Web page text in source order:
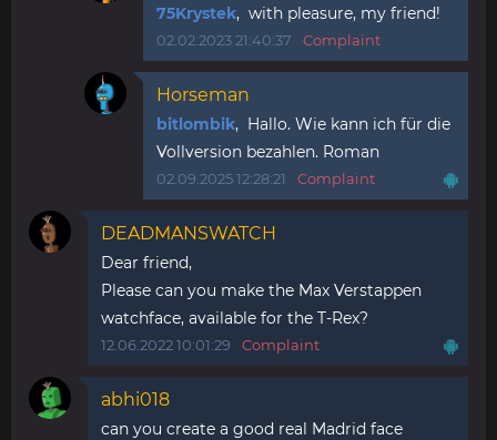
75Krystek, with pleasure, my friend!
02.02.2023 21:40:37 Complaint
Horseman
bitlombik, Hallo. Wie kann ich für die
Vollversion bezahlen. Roman
02.09.2025 12:28:21 Complaint
DEADMANSWATCH
Dear friend,
Please can you make the Max Verstappen
watchface, available for the T-Rex?
12.06.2022 10:01:29 Complaint
abhi018
can you create a good real Madrid face